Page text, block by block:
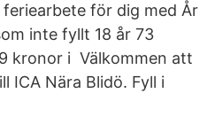
för dig med År
inte fyllt 18 år 73
kronor i Välkommen att
ICA Nära Blidö. Fyll i